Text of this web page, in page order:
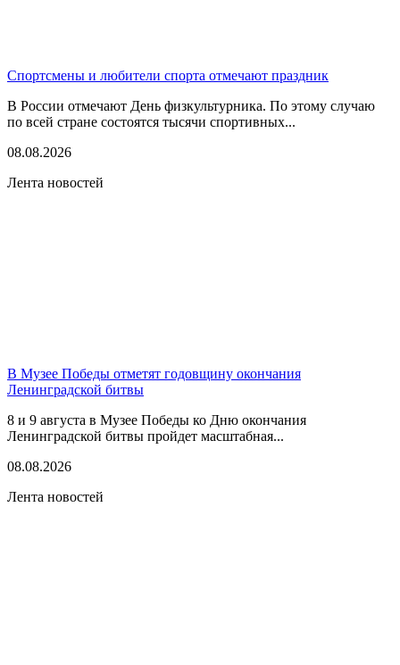
Спортсмены и любители спорта отмечают праздник
В России отмечают День физкультурника. По этому случаю
по всей стране состоятся тысячи спортивных...
08.08.2026
Лента новостей
В Музее Победы отметят годовщину окончания
Ленинградской битвы
8 и 9 августа в Музее Победы ко Дню окончания
Ленинградской битвы пройдет масштабная...
08.08.2026
Лента новостей